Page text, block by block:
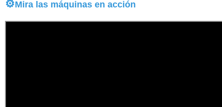
⚙Mira las máquinas en acción